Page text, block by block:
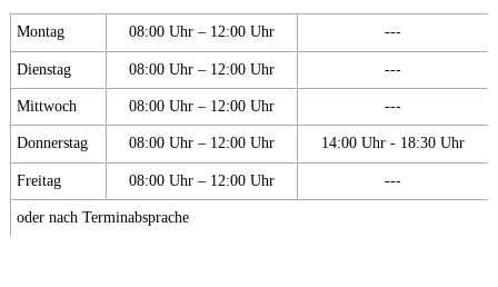
Montag 08:00 Uhr – 12:00 Uhr ---
Dienstag 08:00 Uhr – 12:00 Uhr ---
Mittwoch 08:00 Uhr – 12:00 Uhr ---
Donnerstag 08:00 Uhr – 12:00 Uhr 14:00 Uhr - 18:30 Uhr
Freitag 08:00 Uhr – 12:00 Uhr ---
oder nach Terminabsprache